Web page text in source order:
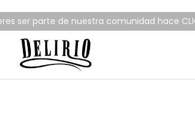
ser parte de nuestra comunidad hace